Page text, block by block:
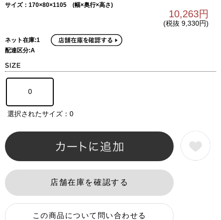
サイズ：170×80×1105 (幅×奥行×高さ)
10,263円
(税抜 9,330円)
ネット在庫:1
配達区分:A
0
選択されたサイズ：0